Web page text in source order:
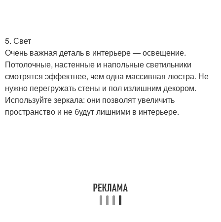
5. Свет
Очень важная деталь в интерьере — освещение.
Потолочные, настенные и напольные светильники
смотрятся эффектнее, чем одна массивная люстра. Не
нужно перегружать стены и пол излишним декором.
Используйте зеркала: они позволят увеличить
пространство и не будут лишними в интерьере.